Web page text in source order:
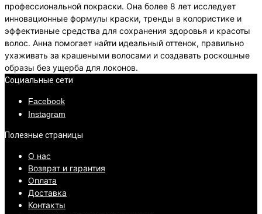
профессиональной покраски. Она более 8 лет исследует
инновационные формулы краски, тренды в колористике и
эффективные средства для сохранения здоровья и красоты
волос. Анна помогает найти идеальный оттенок, правильно
ухаживать за крашеными волосами и создавать роскошные
образы без ущерба для локонов.
Социальные сети
Facebook
Instagram
Полезные страницы
О нас
Возврат и гарантия
Оплата
Доставка
Контакты